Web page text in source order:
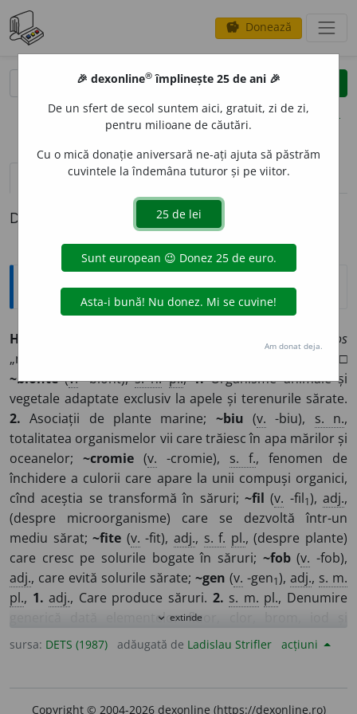
savings Donează
clear
opțiuni
definiții (1) pronunțievolume_up (1)
Definiția cu ID-ul 997874:
Jargon
HALO-
hals, halos
„mare, sare” >
□
~bionte(v.-biont),s. n. pl.,1.Organisme animale și
vegetale adaptate exclusiv la apele și terenurile sărate.
2. Asociații de plante marine; ~biu (v. -biu), s. n.,
totalitatea organismelor vii care trăiesc în apa mărilor și
oceanelor; ~cromie (v. -cromie), s. f., fenomen de
închidere a culorii care apare la unii compuși organici,
cînd aceștia se transformă în săruri; ~fil (v. -fil1),adj.,
(despre microorganisme) care se dezvoltă într-un
mediu sărat;~fite (v. -fit),adj., s. f. pl., (despre plante)
care cresc pe solurile bogate în săruri; ~fob(v. -fob),
adj., care evită solurile sărate; ~gen (v. -gen1), adj., s. m.
pl., 1. adj., Care produce săruri. 2. s. m. pl., Denumire
generică dată elementelor fluor, clor, brom, iod și
astatiniu, care se pot combina cu metalele, dînd săruri;
expand_more extinde
sursa: DETS (1987) adăugată de Ladislau Strifler acțiuni
Copyright © 2004-2026 dexonline (https://dexonline.ro)
🎉 dexonline® împlinește 25 de ani 🎉
De un sfert de secol suntem aici, gratuit, zi de zi,
pentru milioane de căutări.
Cu o mică donație aniversară ne-ați ajuta să păstrăm
cuvintele la îndemâna tuturor și pe viitor.
Am donat deja.